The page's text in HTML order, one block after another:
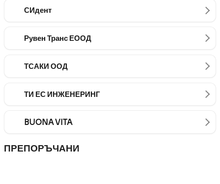
СИдент
Рувен Транс ЕООД
ТСАКИ ООД
ТИ ЕС ИНЖЕНЕРИНГ
BUONA VITA
ПРЕПОРЪЧАНИ